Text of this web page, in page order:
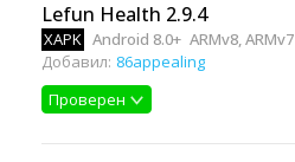
Lefun Health 2.9.4
XAPK Android 8.0+ ARMv8, ARMv7
Добавил: 86appealing
Проверен